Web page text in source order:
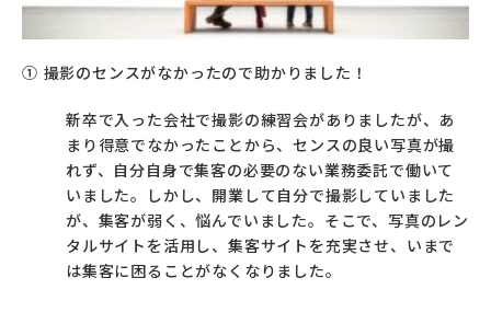
① 撮影のセンスがなかったので助かりました！
新卒で入った会社で撮影の練習会がありましたが、あ
まり得意でなかったことから、センスの良い写真が撮
れず、自分自身で集客の必要のない業務委託で働いて
いました。しかし、開業して自分で撮影していました
が、集客が弱く、悩んでいました。そこで、写真のレン
タルサイトを活用し、集客サイトを充実させ、いまで
は集客に困ることがなくなりました。